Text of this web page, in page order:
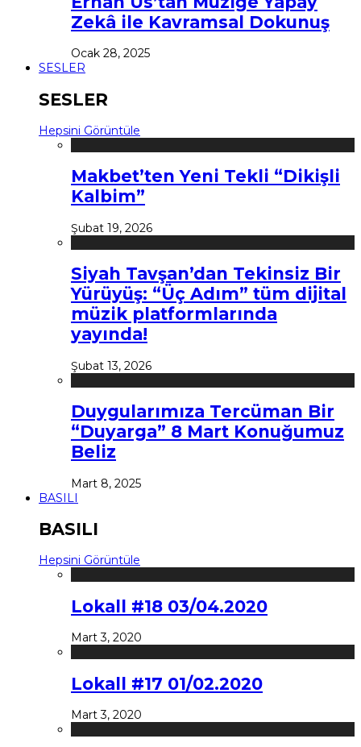
Zekâ ile Kavramsal Dokunuş
Ocak 28, 2025
SESLER
SESLER
Hepsini Görüntüle
Makbet’ten Yeni Tekli “Dikişli
Kalbim”
Şubat 19, 2026
Siyah Tavşan’dan Tekinsiz Bir
Yürüyüş: “Üç Adım” tüm dijital
müzik platformlarında
yayında!
Şubat 13, 2026
Duygularımıza Tercüman Bir
“Duyarga” 8 Mart Konuğumuz
Beliz
Mart 8, 2025
BASILI
BASILI
Hepsini Görüntüle
Lokall #18 03/04.2020
Mart 3, 2020
Lokall #17 01/02.2020
Mart 3, 2020